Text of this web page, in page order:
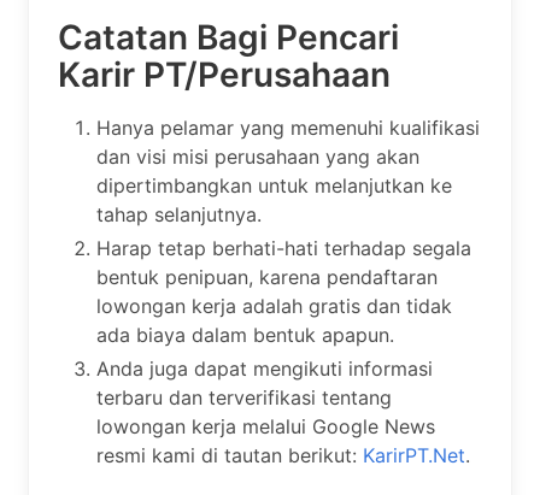
Catatan Bagi Pencari
Karir PT/Perusahaan
Hanya pelamar yang memenuhi kualifikasi
dan visi misi perusahaan yang akan
dipertimbangkan untuk melanjutkan ke
tahap selanjutnya.
Harap tetap berhati-hati terhadap segala
bentuk penipuan, karena pendaftaran
lowongan kerja adalah gratis dan tidak
ada biaya dalam bentuk apapun.
Anda juga dapat mengikuti informasi
terbaru dan terverifikasi tentang
lowongan kerja melalui Google News
resmi kami di tautan berikut: KarirPT.Net.